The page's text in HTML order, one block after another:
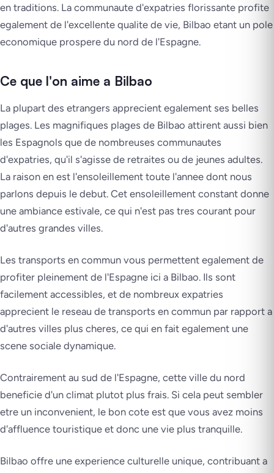
en traditions. La communaute d'expatries florissante profite
egalement de l'excellente qualite de vie, Bilbao etant un pole
economique prospere du nord de l'Espagne.
Ce que l'on aime a Bilbao
La plupart des etrangers apprecient egalement ses belles
plages. Les magnifiques plages de Bilbao attirent aussi bien
les Espagnols que de nombreuses communautes
d'expatries, qu'il s'agisse de retraites ou de jeunes adultes.
La raison en est l'ensoleillement toute l'annee dont nous
parlons depuis le debut. Cet ensoleillement constant donne
une ambiance estivale, ce qui n'est pas tres courant pour
d'autres grandes villes.
Les transports en commun vous permettent egalement de
profiter pleinement de l'Espagne ici a Bilbao. Ils sont
facilement accessibles, et de nombreux expatries
apprecient le reseau de transports en commun par rapport a
d'autres villes plus cheres, ce qui en fait egalement une
scene sociale dynamique.
Contrairement au sud de l'Espagne, cette ville du nord
beneficie d'un climat plutot plus frais. Si cela peut sembler
etre un inconvenient, le bon cote est que vous avez moins
d'affluence touristique et donc une vie plus tranquille.
Bilbao offre une experience culturelle unique, contribuant a